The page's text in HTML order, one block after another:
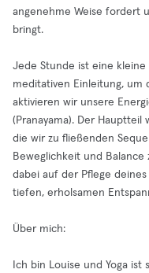
angenehme Weise fordert
bringt.
Jede Stunde ist eine
meditativen Einleitung, um
aktivieren wir unsere
(Pranayama). Der Hauptteil
die wir zu fließenden
Beweglichkeit und
dabei auf der Pflege
tiefen, erholsamen
Über mich:
Ich bin Louise und Yoga ist